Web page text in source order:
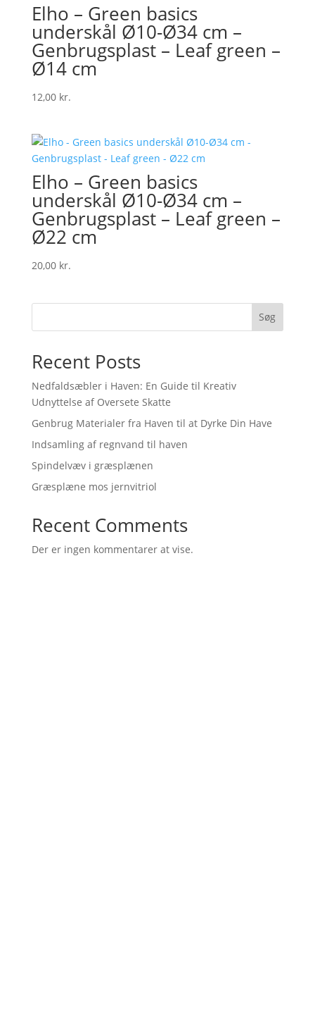
Elho – Green basics
underskål Ø10-Ø34 cm –
Genbrugsplast – Leaf green –
Ø14 cm
12,00 kr.
Elho – Green basics
underskål Ø10-Ø34 cm –
Genbrugsplast – Leaf green –
Ø22 cm
20,00 kr.
Søg
Recent Posts
Nedfaldsæbler i Haven: En Guide til Kreativ
Udnyttelse af Oversete Skatte
Genbrug Materialer fra Haven til at Dyrke Din Have
Indsamling af regnvand til haven
Spindelvæv i græsplænen
Græsplæne mos jernvitriol
Recent Comments
Der er ingen kommentarer at vise.